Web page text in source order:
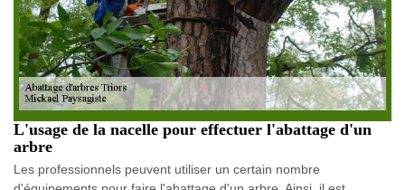
L'usage de la nacelle pour effectuer l'abattage d'un
arbre
Les professionnels peuvent utiliser un certain nombre